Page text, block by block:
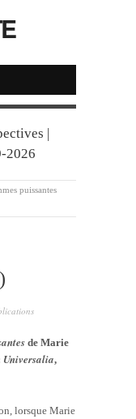
|
2026
puissantes
de Marie
Universalia,
lorsque Marie